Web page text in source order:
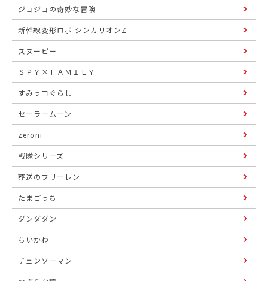
ジョジョの奇妙な冒険
新幹線変形ロボ シンカリオンZ
スヌーピー
ＳＰＹ×ＦＡＭＩＬＹ
すみっコぐらし
セーラームーン
zeroni
戦隊シリーズ
葬送のフリーレン
たまごっち
ダンダダン
ちいかわ
チェンソーマン